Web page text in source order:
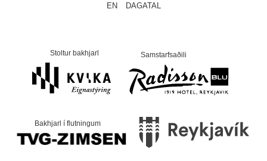
EN DAGATAL
Stoltur bakhjarl Samstarfsaðili
Bakhjarl í flutningum